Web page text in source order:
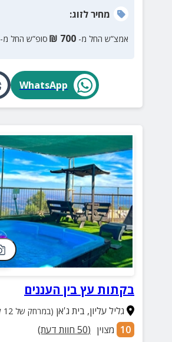
מחירלזוג:
אמצ”ש החל מ- 700
₪ סופ”ש החל מ-
WhatsApp
בקתות עץ בין העננים
גליל עליון, בית ג'אן (במרחק של 12 ק"מ)
10 מצוין (
50 חוות דעת)